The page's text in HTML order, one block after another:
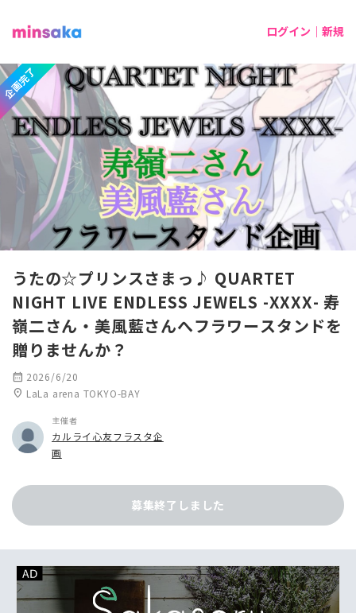
ログイン｜新規
企画完了
うたの☆プリンスさまっ♪ QUARTET
NIGHT LIVE ENDLESS JEWELS -XXXX- 寿
嶺二さん・美風藍さんへフラワースタンドを
贈りませんか？
calendar_month 2026/6/20
location_on LaLa arena TOKYO-BAY
主催者
カルライ心友フラスタ企
画
募集終了しました